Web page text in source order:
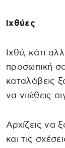
Ιχθύες
Ιχθύ, κάτι
προσωπική
καταλάβεις
να νιώθεις
Αρχίζεις να
και τις